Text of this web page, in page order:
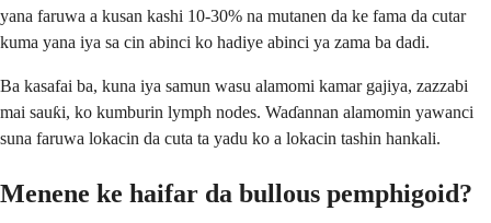
yana faruwa a kusan kashi 10-30% na mutanen da ke fama da cutar
kuma yana iya sa cin abinci ko hadiye abinci ya zama ba dadi.
Ba kasafai ba, kuna iya samun wasu alamomi kamar gajiya, zazzabi
mai sauƙi, ko kumburin lymph nodes. Waɗannan alamomin yawanci
suna faruwa lokacin da cuta ta yadu ko a lokacin tashin hankali.
Menene ke haifar da bullous pemphigoid?